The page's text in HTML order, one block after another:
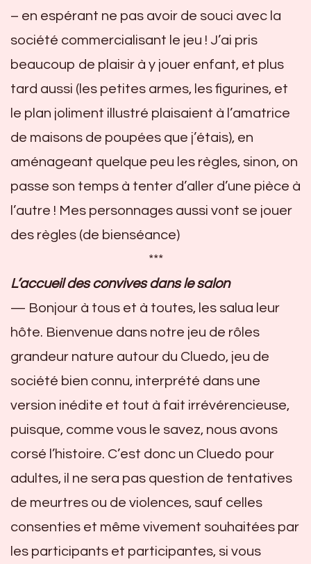
– en espérant ne pas avoir de souci avec la
société commercialisant le jeu ! J’ai pris
beaucoup de plaisir à y jouer enfant, et plus
tard aussi (les petites armes, les figurines, et
le plan joliment illustré plaisaient à l’amatrice
de maisons de poupées que j’étais), en
aménageant quelque peu les règles, sinon, on
passe son temps à tenter d’aller d’une pièce à
l’autre ! Mes personnages aussi vont se jouer
des règles (de bienséance)
***
L’accueil des convives dans le salon
— Bonjour à tous et à toutes, les salua leur
hôte. Bienvenue dans notre jeu de rôles
grandeur nature autour du Cluedo, jeu de
société bien connu, interprété dans une
version inédite et tout à fait irrévérencieuse,
puisque, comme vous le savez, nous avons
corsé l’histoire. C’est donc un Cluedo pour
adultes, il ne sera pas question de tentatives
de meurtres ou de violences, sauf celles
consenties et même vivement souhaitées par
les participants et participantes, si vous